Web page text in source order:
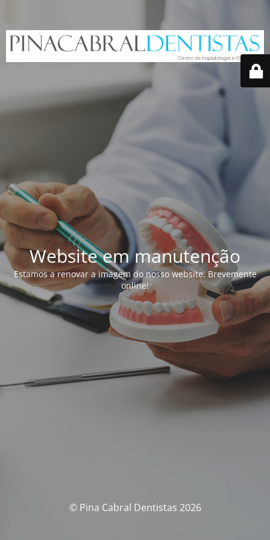
Website em manutenção
Estamos a renovar a imagem do nosso website. Brevemente
online!
© Pina Cabral Dentistas 2026